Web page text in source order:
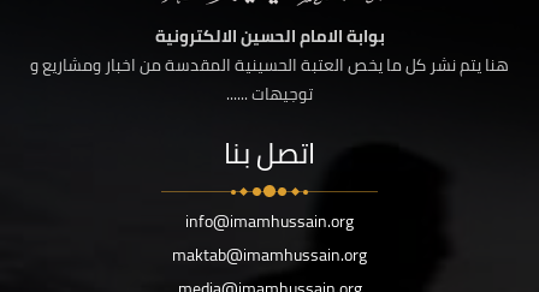
بوابة الامام الحسين الالكترونية
هنا يتم نشر كل ما يخص العتبة الحسينية المقدسة من اخبار ومشاريع و
توجيهات ......
اتصل بنا
info@imamhussain.org
maktab@imamhussain.org